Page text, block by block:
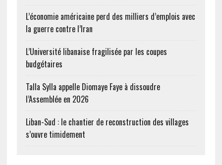
L’économie américaine perd des milliers d’emplois avec
la guerre contre l’Iran
L’Université libanaise fragilisée par les coupes
budgétaires
Talla Sylla appelle Diomaye Faye à dissoudre
l’Assemblée en 2026
Liban-Sud : le chantier de reconstruction des villages
s’ouvre timidement